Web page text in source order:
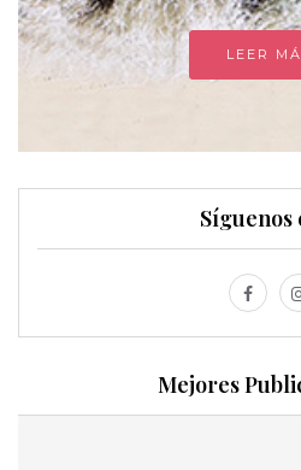
LEER
Mejores